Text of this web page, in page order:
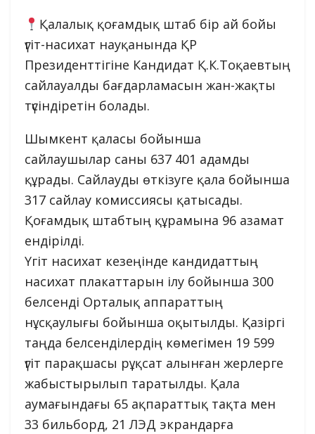
Қалалық қоғамдық штаб бір ай бойы
үгіт-насихат науқанында ҚР
Президенттігіне Кандидат Қ.К.Тоқаевтың
сайлауалды бағдарламасын жан-жақты
түсіндіретін болады.
Шымкент қаласы бойынша
сайлаушылар саны 637 401 адамды
құрады. Сайлауды өткізуге қала бойынша
317 сайлау комиссиясы қатысады.
Қоғамдық штабтың құрамына 96 азамат
ендірілді.
Үгіт насихат кезеңінде кандидаттың
насихат плакаттарын ілу бойынша 300
белсенді Орталық аппараттың
нұсқаулығы бойынша оқытылды. Қазіргі
таңда белсенділердің көмегімен 19 599
үгіт парақшасы рұқсат алынған жерлерге
жабыстырылып таратылды. Қала
аумағындағы 65 ақпараттық тақта мен
33 бильборд, 21 ЛЭД экрандарға